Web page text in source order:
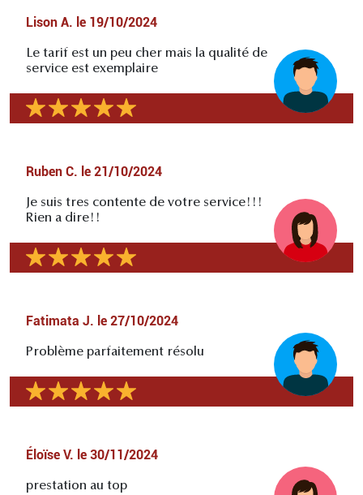
Lison A. le 19/10/2024
Le tarif est un peu cher mais la qualité de
service est exemplaire
Ruben C. le 21/10/2024
Je suis tres contente de votre service!!!
Rien a dire!!
Fatimata J. le 27/10/2024
Problème parfaitement résolu
Éloïse V. le 30/11/2024
prestation au top